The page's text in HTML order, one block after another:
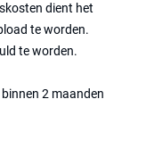
dient het
te worden.
te worden.
2 maanden